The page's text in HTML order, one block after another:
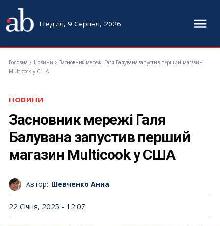
Неділя, 9 Серпня, 2026
Головна Новини
Засновник мережі Галя Балувана запустив перший магазин
Multicook у США
НОВИНИ
Засновник мережі Галя
Балувана запустив перший
магазин Multicook у США
Автор: Шевченко Анна
22 Січня, 2025 - 12:07